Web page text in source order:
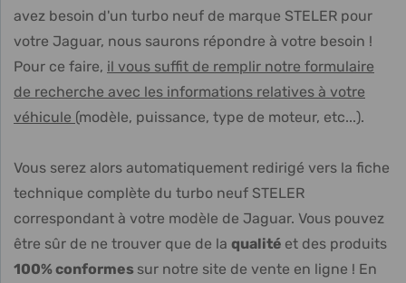
avez besoin d'un turbo neuf de marque STELER pour
votre Jaguar, nous saurons répondre à votre besoin !
Pour ce faire, il vous suffit de remplir notre formulaire
de recherche avec les informations relatives à votre
véhicule (modèle, puissance, type de moteur, etc...).
Vous serez alors automatiquement redirigé vers la fiche
technique complète du turbo neuf STELER
correspondant à votre modèle de Jaguar. Vous pouvez
être sûr de ne trouver que de la qualité et des produits
100% conformes sur notre site de vente en ligne ! En